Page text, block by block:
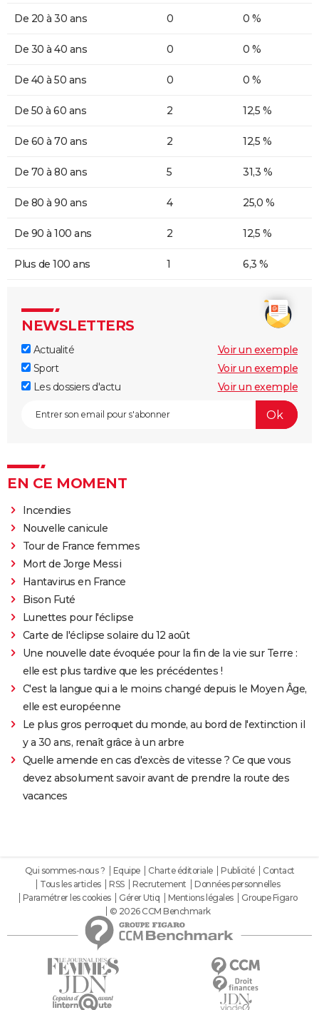
De 20 à 30 ans 0 0 %
De 30 à 40 ans 0 0 %
De 40 à 50 ans 0 0 %
De 50 à 60 ans 2 12,5 %
De 60 à 70 ans 2 12,5 %
De 70 à 80 ans 5 31,3 %
De 80 à 90 ans 4 25,0 %
De 90 à 100 ans 2 12,5 %
Plus de 100 ans 1 6,3 %
NEWSLETTERS
Actualité
Voir un exemple
Sport
Voir un exemple
Les dossiers d'actu
Voir un exemple
EN CE MOMENT
Incendies
Nouvelle canicule
Tour de France femmes
Mort de Jorge Messi
Hantavirus en France
Bison Futé
Lunettes pour l'éclipse
Carte de l'éclipse solaire du 12 août
Une nouvelle date évoquée pour la fin de la vie sur Terre :
elle est plus tardive que les précédentes !
C'est la langue qui a le moins changé depuis le Moyen Âge,
elle est européenne
Le plus gros perroquet du monde, au bord de l'extinction il
y a 30 ans, renaît grâce à un arbre
Quelle amende en cas d'excès de vitesse ? Ce que vous
devez absolument savoir avant de prendre la route des
vacances
Qui sommes-nous ? Equipe Charte éditoriale Publicité
Contact
Tous les articles
RSS Recrutement
Données personnelles
Paramétrer les cookies
Gérer Utiq Mentions légales
Groupe Figaro
© 2026 CCM Benchmark